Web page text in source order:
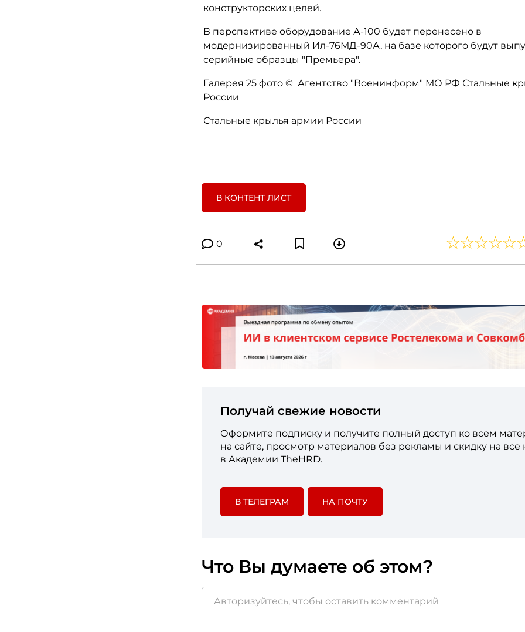
конструкторских целей.
В перспективе оборудование А-100 будет перенесено в
модернизированный Ил-76МД-90А, на базе которого будут
серийные образцы "Премьера".
Галерея 25 фото © Агентство "Военинформ" МО РФ Стальные
России
Стальные крылья армии России
В КОНТЕНТ ЛИСТ
0
Получай свежие новости
Оформите подписку и получите полный доступ ко всем
на сайте, просмотр материалов без рекламы и скидку на все
в Академии TheHRD.
В ТЕЛЕГРАМ НА ПОЧТУ
Что Вы думаете об этом?